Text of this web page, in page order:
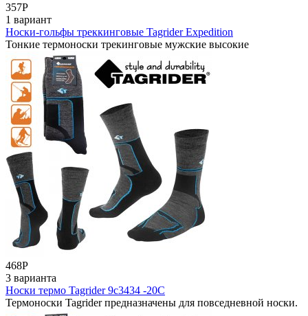
357Р
1 вариант
Носки-гольфы треккинговые Tagrider Expedition
Тонкие термоноски трекинговые мужские высокие
468Р
3 варианта
Носки термо Tagrider 9с3434 -20С
Термоноски Tagrider предназначены для повседневной носки.